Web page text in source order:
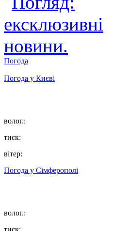
Погода
Погода у Києві
волог.:
тиск:
вітер:
Погода у Сімферополі
волог.:
тиск: